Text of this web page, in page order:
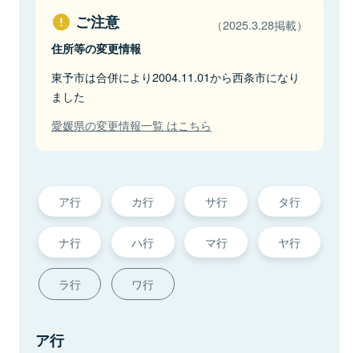
ご注意 （2025.3.28掲載）
住所等の変更情報
東予市は合併により2004.11.01から西条市になり
ました
愛媛県の変更情報一覧 はこちら
ア行 カ行 サ行 タ行
ナ行 ハ行 マ行 ヤ行
ラ行 ワ行
ア行